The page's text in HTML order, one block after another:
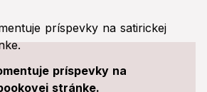
príspevky na
stránke.